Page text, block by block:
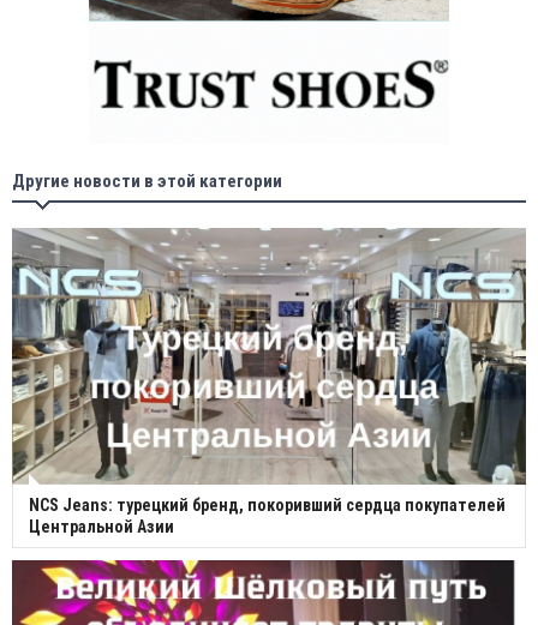
Другие новости в этой категории
NCS Jeans: турецкий бренд, покоривший сердца покупателей
Центральной Азии